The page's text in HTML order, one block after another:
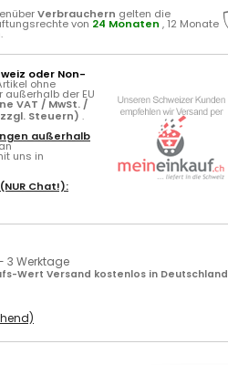
Verbrauchern gelten die
von 24 Monaten , 12 Monate
oder Non-
ohne
außerhalb der EU
VAT / MwSt. /
zzgl. Steuern) .
außerhalb
uns in
(NUR Chat!):
3 Werktage
Wert Versand kostenlos in Deutschland